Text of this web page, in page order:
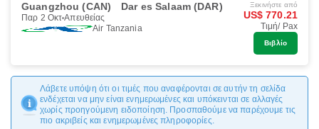
Guangzhou (CAN) Dar es Salaam (DAR)
Παρ 2 Οκτ Απευθείας
Air Tanzania
Ξεκινήστε από
US$ 770.21
Τιμή/ Pax
Βιβλίο
Λάβετε υπόψη ότι οι τιμές που αναφέρονται σε αυτήν τη σελίδα
ενδέχεται να μην είναι ενημερωμένες και υπόκεινται σε αλλαγές
χωρίς προηγούμενη ειδοποίηση. Προσπαθούμε να παρέχουμε τις
πιο ακριβείς και ενημερωμένες πληροφορίες.